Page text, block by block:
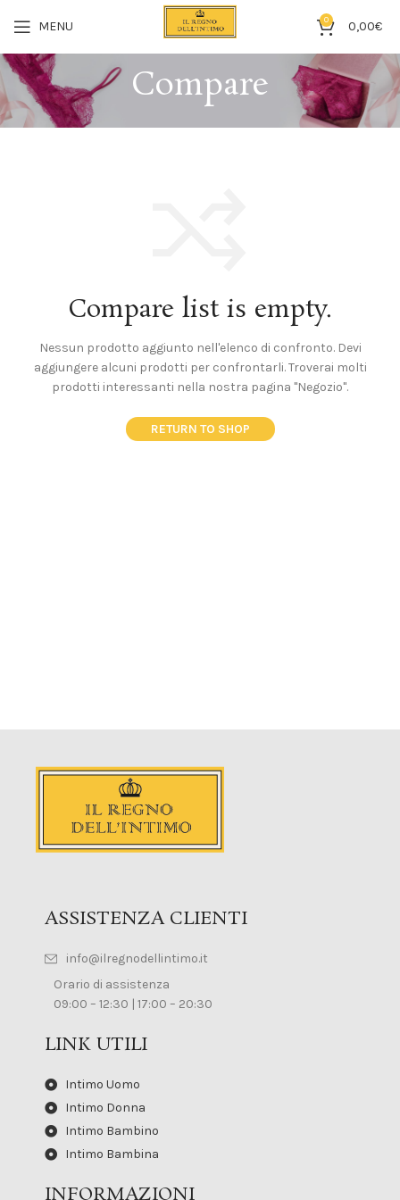
MENU 0 0,00€
Compare
Compare list is empty.
Nessun prodotto aggiunto nell'elenco di confronto. Devi
aggiungere alcuni prodotti per confrontarli.Troverai molti
prodotti interessanti nella nostra pagina "Negozio".
RETURN TO SHOP
ASSISTENZA CLIENTI
info@ilregnodellintimo.it
Orario di assistenza
09:00 – 12:30 | 17:00 – 20:30
LINK UTILI
Intimo Uomo
Intimo Donna
Intimo Bambino
Intimo Bambina
INFORMAZIONI